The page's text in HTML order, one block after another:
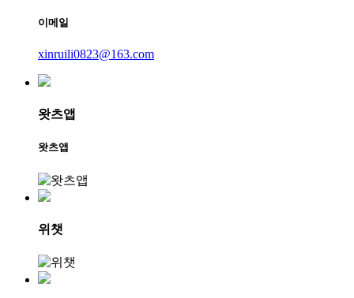
이메일
xinruili0823@163.com
왓츠앱
왓츠앱
위챗